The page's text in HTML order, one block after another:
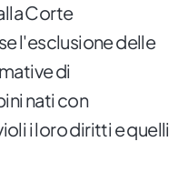
Corte
l'esclusione delle
di
nati con
i loro diritti e quelli